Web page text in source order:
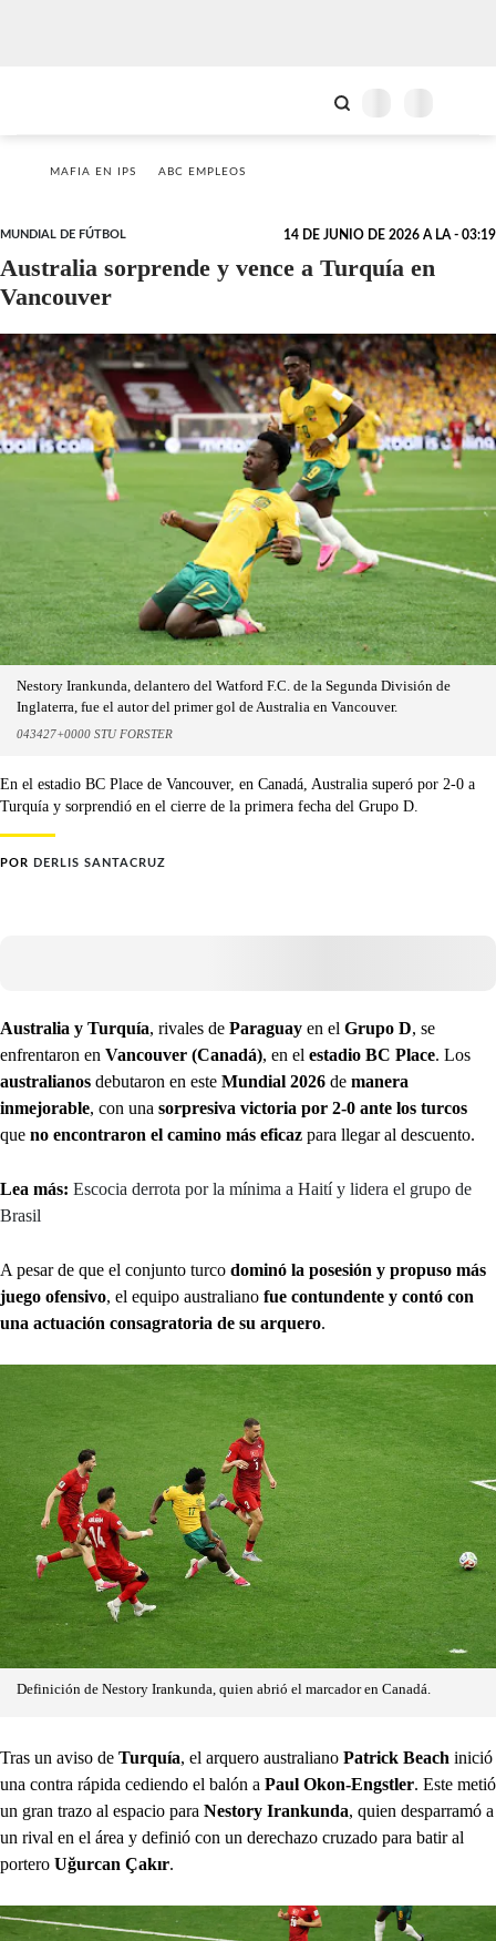
MAFIA EN IPS ABC EMPLEOS
MUNDIAL DE FÚTBOL 14 DE JUNIO DE 2026 A LA - 03:19
Australia sorprende y vence a Turquía en
Vancouver
Nestory Irankunda, delantero del Watford F.C. de la Segunda División de
Inglaterra, fue el autor del primer gol de Australia en Vancouver.
043427+0000 STU FORSTER
En el estadio BC Place de Vancouver, en Canadá, Australia superó por 2-0 a
Turquía y sorprendió en el cierre de la primera fecha del Grupo D.
POR DERLIS SANTACRUZ
Australia y Turquía, rivales de Paraguay en el Grupo D, se
enfrentaron en Vancouver (Canadá), en el estadio BC Place. Los
australianos debutaron en este Mundial 2026 de manera
inmejorable, con una sorpresiva victoria por 2-0 ante los turcos
que no encontraron el camino más eficaz para llegar al descuento.
Lea más: Escocia derrota por la mínima a Haití y lidera el grupo de
Brasil
A pesar de que el conjunto turco dominó la posesión y propuso más
juego ofensivo, el equipo australiano fue contundente y contó con
una actuación consagratoria de su arquero.
Definición de Nestory Irankunda, quien abrió el marcador en Canadá.
Tras un aviso de Turquía, el arquero australiano Patrick Beach inició
una contra rápida cediendo el balón a Paul Okon-Engstler. Este metió
un gran trazo al espacio para Nestory Irankunda, quien desparramó a
un rival en el área y definió con un derechazo cruzado para batir al
portero Uğurcan Çakır.